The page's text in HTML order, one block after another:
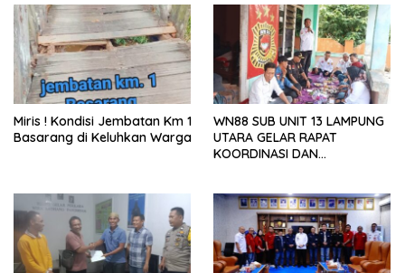
Miris ! Kondisi Jembatan Km 1
Basarang di Keluhkan Warga
WN88 SUB UNIT 13 LAMPUNG
UTARA GELAR RAPAT
KOORDINASI DAN